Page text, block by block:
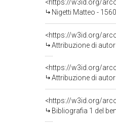
<https://w3id.org/
Nigetti Matteo -
<https://w3id.org/
Attribuzione di
<https://w3id.org/
Attribuzione di
<https://w3id.org/
Bibliografia 1 del